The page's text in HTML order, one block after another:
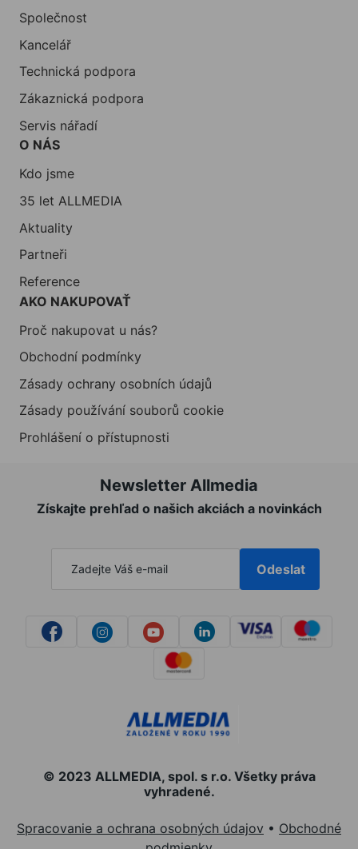
Společnost
Kancelář
Technická podpora
Zákaznická podpora
Servis nářadí
O NÁS
Kdo jsme
35 let ALLMEDIA
Aktuality
Partneři
Reference
AKO NAKUPOVAŤ
Proč nakupovat u nás?
Obchodní podmínky
Zásady ochrany osobních údajů
Zásady používání souborů cookie
Prohlášení o přístupnosti
Newsletter Allmedia
Získajte prehľad o našich akciách a novinkách
Odeslat
© 2023 ALLMEDIA, spol. s r.o. Všetky práva
vyhradené.
Spracovanie a ochrana osobných údajov • Obchodné